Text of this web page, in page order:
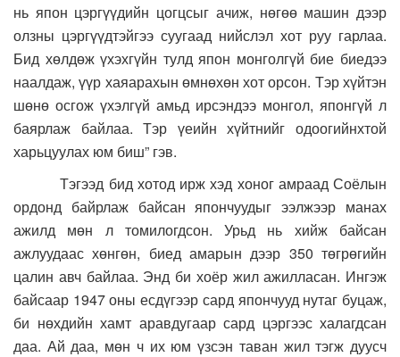
нь япон цэргүүдийн цогцсыг ачиж, нөгөө машин дээр
олзны цэргүүдтэйгээ суугаад нийслэл хот руу гарлаа.
Бид хөлдөж үхэхгүйн тулд япон монголгүй бие биедээ
наалдаж, үүр хаяарахын өмнөхөн хот орсон. Тэр хүйтэн
шөнө осгож үхэлгүй амьд ирсэндээ монгол, японгүй л
баярлаж байлаа. Тэр үеийн хүйтнийг одоогийнхтой
харьцуулах юм биш” гэв.
Тэгээд бид хотод ирж хэд хоног амраад Соёлын
ордонд байрлаж байсан япончуудыг ээлжээр манах
ажилд мөн л томилогдсон. Урьд нь хийж байсан
ажлуудаас хөнгөн, биед амарын дээр 350 төгрөгийн
цалин авч байлаа. Энд би хоёр жил ажилласан. Ингэж
байсаар 1947 оны есдүгээр сард япончууд нутаг буцаж,
би нөхдийн хамт аравдугаар сард цэргээс халагдсан
даа. Ай даа, мөн ч их юм үзсэн таван жил тэгж дуусч